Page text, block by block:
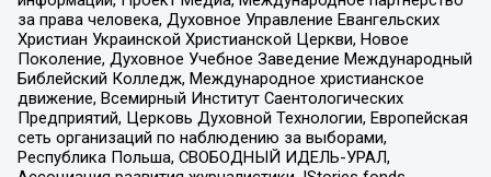
за права человека, Духовное Управление Евангельских
Христиан Украинской Христианской Церкви, Новое
Поколение, Духовное Учебное Заведение Международный
Библейский Колледж, Международное христианское
движение, Всемирный Институт Саентологических
Предприятий, Церковь Духовной Технологии, Европейская
сеть организаций по наблюдению за выборами,
Республика Польша, СВОБОДНЫЙ ИДЕЛЬ-УРАЛ,